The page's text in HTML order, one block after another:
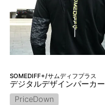
SOMEDIFF+/サムディフプラス
デジタルデザインパーカー
PriceDown